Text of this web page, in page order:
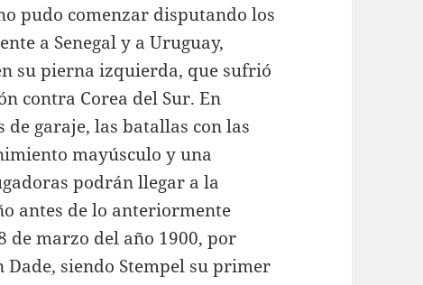
pudo comenzar disputando los
a Senegal y a Uruguay,
su pierna izquierda, que sufrió
contra Corea del Sur. En
garaje, las batallas con las
mayúsculo y una
podrán llegar a la
antes de lo anteriormente
de marzo del año 1900, por
Dade, siendo Stempel su primer